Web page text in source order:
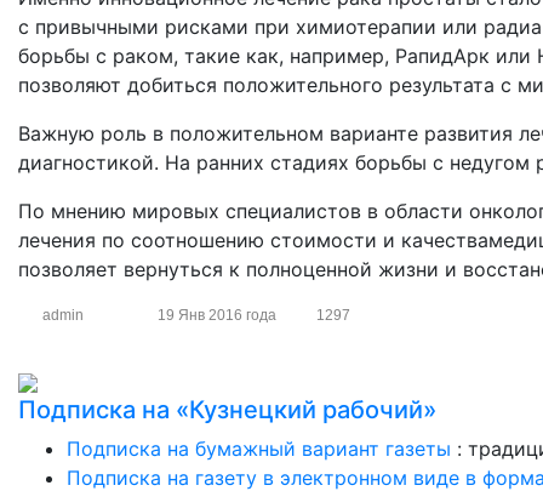
с привычными рисками при химиотерапии или
борьбы с раком, такие как, например, РапидАрк
позволяют добиться положительного результата с
Важную роль в положительном варианте развития
диагностикой. На ранних стадиях борьбы с недугом
По мнению мировых специалистов в области
лечения по соотношению стоимости и
позволяет вернуться к полноценной жизни и
admin 19 Янв 2016 года 1297
Подписка на «Кузнецкий рабочий»
Подписка на бумажный вариант газеты :
Подписка на газету в электронном виде в